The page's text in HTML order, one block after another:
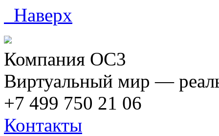
Наверх
Компания ОС3
Виртуальный мир —
+7 499 750 21 06
Контакты